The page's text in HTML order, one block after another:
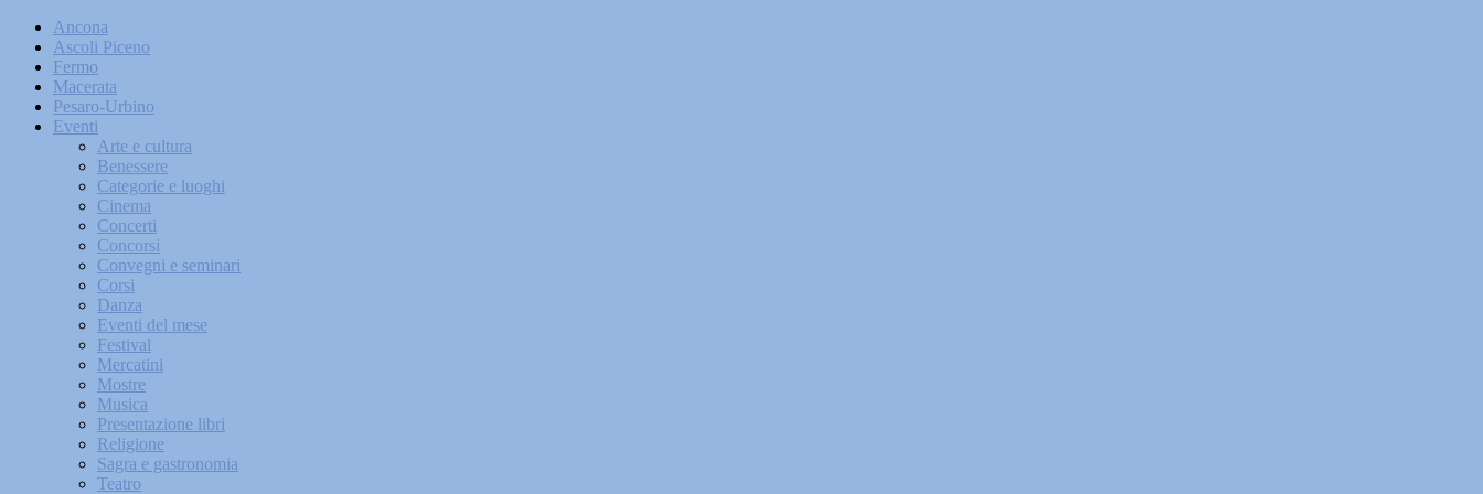
Ancona
Ascoli Piceno
Fermo
Macerata
Pesaro-Urbino
Eventi
Arte e cultura
Benessere
Categorie e luoghi
Cinema
Concerti
Concorsi
Convegni e seminari
Corsi
Danza
Eventi del mese
Festival
Mercatini
Mostre
Musica
Presentazione libri
Religione
Sagra e gastronomia
Teatro